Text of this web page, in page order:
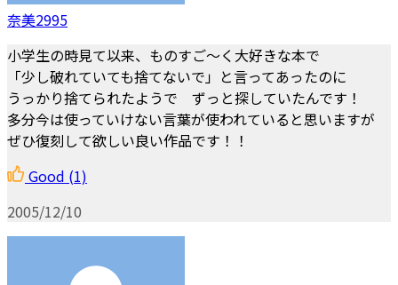
奈美2995
小学生の時見て以来、ものすご～く大好きな本で
「少し破れていても捨てないで」と言ってあったのに
うっかり捨てられたようで ずっと探していたんです！
多分今は使っていけない言葉が使われていると思いますが
ぜひ復刻して欲しい良い作品です！！
Good (1)
2005/12/10